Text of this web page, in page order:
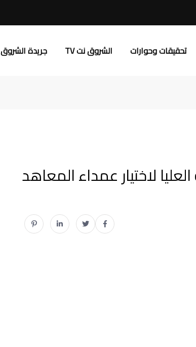
تحقيقات وحوارات الشروق نت TV جريدة الشروق
لاختيار عمداء المعاهد